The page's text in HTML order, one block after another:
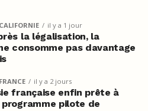
il y a 1 jour
la légalisation, la
consomme pas davantage
il y a 2 jours
française enfin prête à
pilote de